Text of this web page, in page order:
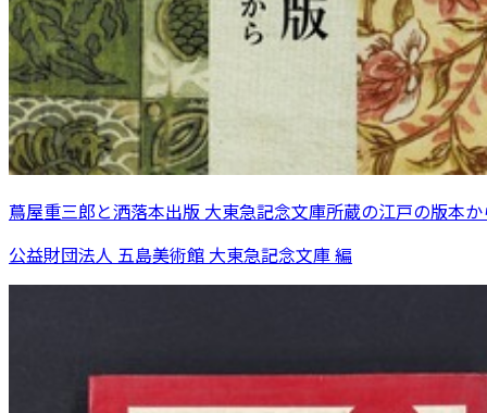
蔦屋重三郎と洒落本出版 大東急記念文庫所蔵の江戸の版本
公益財団法人 五島美術館 大東急記念文庫 編